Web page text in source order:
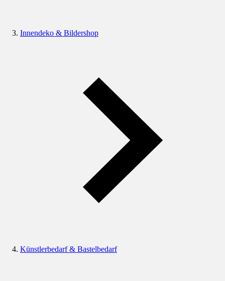
Innendeko & Bildershop
Künstlerbedarf & Bastelbedarf